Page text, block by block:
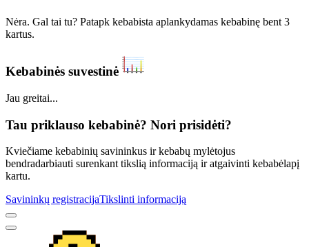
Nėra. Gal tai tu? Patapk kebabista aplankydamas kebabinę bent 3
kartus.
Kebabinės suvestinė
Jau greitai...
Tau priklauso kebabinė? Nori prisidėti?
Kviečiame kebabinių savininkus ir kebabų mylėtojus
bendradarbiauti surenkant tikslią informaciją ir atgaivinti kebabėlapį
kartu.
Savininkų registracijaTikslinti informaciją